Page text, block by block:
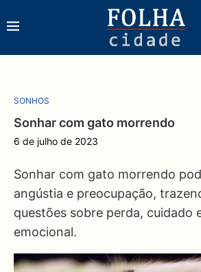
SONHOS
Sonhar com gato morrendo
6 de julho de 2023
Sonhar com gato morrendo
angústia e preocupação,
questões sobre perda, cuidado
emocional.